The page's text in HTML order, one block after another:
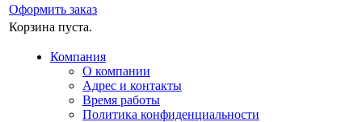
Оформить заказ
Корзина пуста.
Компания
О компании
Адрес и контакты
Время работы
Политика конфиденциальности